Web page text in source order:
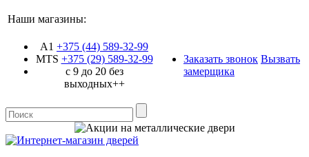
Наши магазины:
A1 +375 (44) 589-32-99
MTS +375 (29)589-32-99
с 9 до 20 без
выходных++
Заказать звонок Вызвать
замерщика